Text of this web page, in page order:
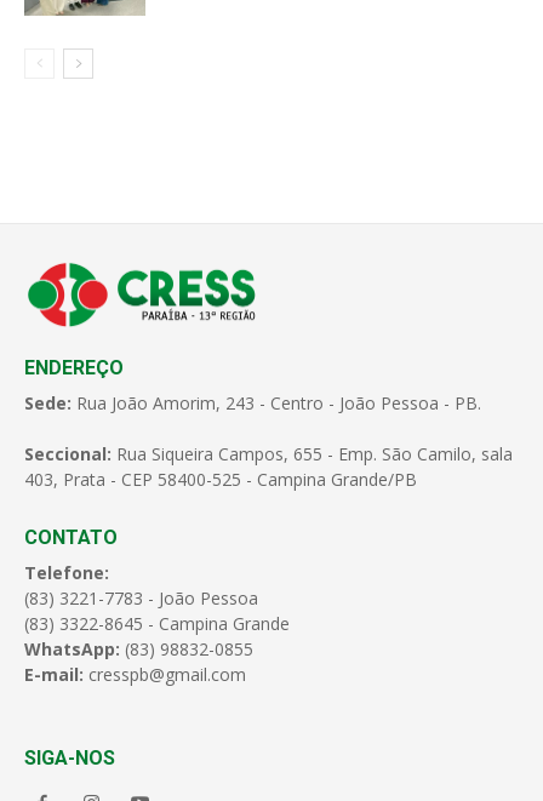
ENDEREÇO
Sede: Rua João Amorim, 243 - Centro - João Pessoa - PB.
Seccional: Rua Siqueira Campos, 655 - Emp. São Camilo, sala
403, Prata - CEP 58400-525 - Campina Grande/PB
CONTATO
Telefone:
(83) 3221-7783 - João Pessoa
(83) 3322-8645 - Campina Grande
WhatsApp: (83) 98832-0855
E-mail: cresspb@gmail.com
SIGA-NOS